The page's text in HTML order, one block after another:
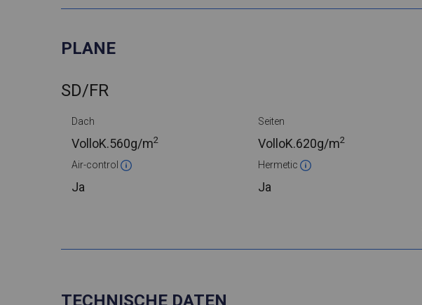
PLANE
SD/FR
Dach
VolloK.560g/m2
Seiten
VolloK.620g/m2
Air-control
Ja
Hermetic
Ja
TECHNISCHE DATEN